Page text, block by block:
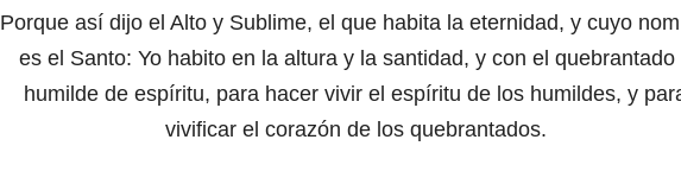
Porque así dijo el Alto y Sublime, el que habita la eternidad, y cuyo
es el Santo: Yo habito en la altura y la santidad, y con el quebrantado
humilde de espíritu, para hacer vivir el espíritu de los humildes, y
vivificar el corazón de los quebrantados.